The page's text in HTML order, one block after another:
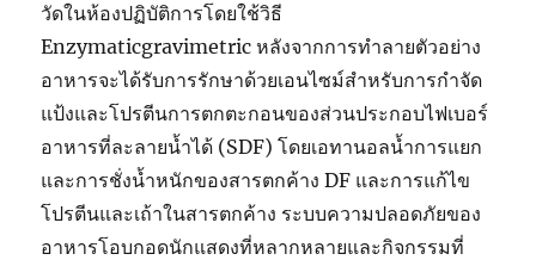
วัดในห้องปฏิบัติการโดยใช้วิธี
Enzymaticgravimetric หลังจากการทำลายตัวอย่าง
อาหารจะได้รับการรักษาด้วยเอนไซม์สำหรับการกำจัด
แป้งและโปรตีนการตกตะกอนของส่วนประกอบไฟเบอร์
อาหารที่ละลายน้ำได้ (SDF) โดยเอทานอลน้ำการแยก
และการชั่งน้ำหนักของสารตกค้าง DF และการแก้ไข
โปรตีนและเถ้าในสารตกค้าง ระบบความปลอดภัยของ
อาหารโอบกอดนักแสดงที่หลากหลายและกิจกรรมที่